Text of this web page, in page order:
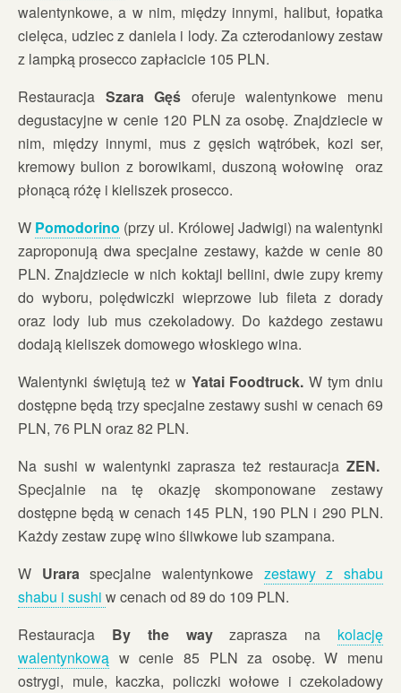
walentynkowe, a w nim, między innymi, halibut, łopatka
cielęca, udziec z daniela i lody. Za czterodaniowy zestaw
z lampką prosecco zapłacicie 105 PLN.
Restauracja Szara Gęś oferuje walentynkowe menu
degustacyjne w cenie 120 PLN za osobę. Znajdziecie w
nim, między innymi, mus z gęsich wątróbek, kozi ser,
kremowy bulion z borowikami, duszoną wołowinę oraz
płonącą różę i kieliszek prosecco.
W Pomodorino (przy ul. Królowej Jadwigi) na walentynki
zaproponują dwa specjalne zestawy, każde w cenie 80
PLN. Znajdziecie w nich koktajl bellini, dwie zupy kremy
do wyboru, polędwiczki wieprzowe lub fileta z dorady
oraz lody lub mus czekoladowy. Do każdego zestawu
dodają kieliszek domowego włoskiego wina.
Walentynki świętują też w Yatai Foodtruck.W tym dniu
dostępne będą trzy specjalne zestawy sushi w cenach 69
PLN, 76 PLN oraz 82 PLN.
Na sushi w walentynki zaprasza też restauracja ZEN.
Specjalnie na tę okazję skomponowane zestawy
dostępne będą w cenach 145 PLN, 190 PLN i 290 PLN.
Każdy zestaw zupę wino śliwkowe lub szampana.
W Uraraspecjalne walentynkowe zestawy z shabu
shabu i sushi w cenach od 89 do 109 PLN.
Restauracja By the wayzaprasza na kolację
walentynkową w cenie 85 PLN za osobę. W menu
ostrygi, mule, kaczka, policzki wołowe i czekoladowy